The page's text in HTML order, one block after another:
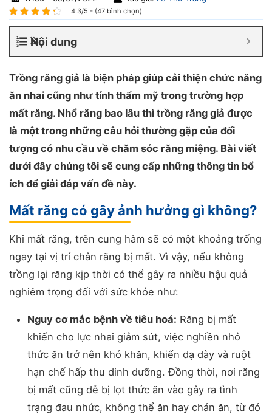
4.3/5 - (47 bình chọn)
Nội dung
Trồng răng giả là biện pháp giúp cải thiện chức năng
ăn nhai cũng như tính thẩm mỹ trong trường hợp
mất răng. Nhổ răng bao lâu thì trồng răng giả được
là một trong những câu hỏi thường gặp của đối
tượng có nhu cầu về chăm sóc răng miệng. Bài viết
dưới đây chúng tôi sẽ cung cấp những thông tin bổ
ích để giải đáp vấn đề này.
Mất răng có gây ảnh hưởng gì không?
Khi mất răng, trên cung hàm sẽ có một khoảng trống
ngay tại vị trí chân răng bị mất. Vì vậy, nếu không
trồng lại răng kịp thời có thể gây ra nhiều hậu quả
nghiêm trọng đối với sức khỏe như:
Nguy cơ mắc bệnh về tiêu hoá: Răng bị mất
khiến cho lực nhai giảm sút, việc nghiền nhỏ
thức ăn trở nên khó khăn, khiến dạ dày và ruột
hạn chế hấp thu dinh dưỡng. Đồng thời, nơi răng
bị mất cũng dễ bị lọt thức ăn vào gây ra tình
trạng đau nhức, không thể ăn hay chán ăn, từ đó